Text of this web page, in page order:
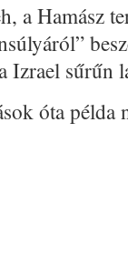
a Hamász
Izrael sűrűn
óta